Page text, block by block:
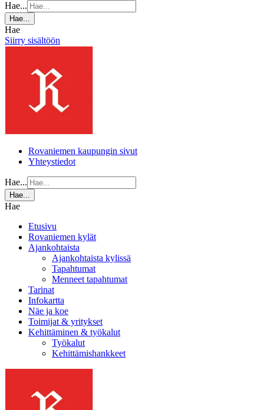
Hae...
Hae...
Hae
Siirry sisältöön
Rovaniemen kaupungin sivut
Yhteystiedot
Hae...
Hae...
Hae
Etusivu
Rovaniemen kylät
Ajankohtaista
Ajankohtaista kylissä
Tapahtumat
Menneet tapahtumat
Tarinat
Infokartta
Näe ja koe
Toimijat & yritykset
Kehittäminen & työkalut
Työkalut
Kehittämishankkeet